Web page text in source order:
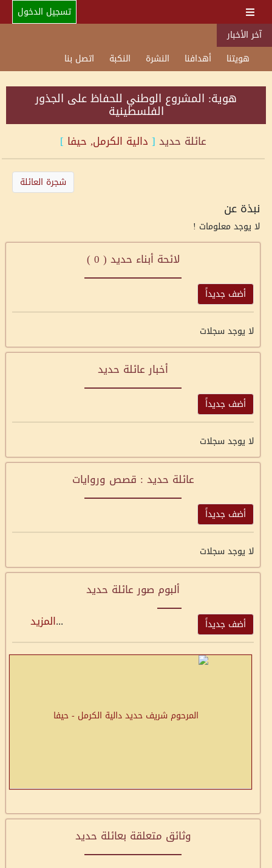
تسجيل الدخول
آخر الأخبار
هويتنا
أهدافنا النشرة النكبة اتصل بنا
هوية: المشروع الوطني للحفاظ على الجذور
الفلسطينية
عائلة حديد [ دالية الكرمل, حيفا ]
شجرة العائلة
نبذة عن
لا يوجد معلومات !
لائحة أبناء حديد ( 0
)
أضف جديداً
لا يوجد سجلات
أخبار عائلة حديد
أضف جديداً
لا يوجد سجلات
عائلة حديد : قصص وروايات
أضف جديداً
لا يوجد سجلات
ألبوم صور عائلة حديد
أضف جديداً ...المزيد
وثائق متعلقة بعائلة حديد